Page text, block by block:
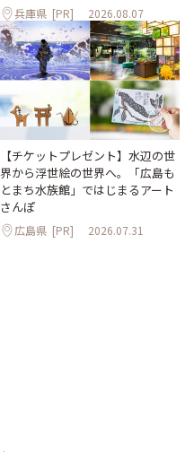
兵庫県 [PR] 2026.08.07
【チケットプレゼント】水辺の世
界から浮世絵の世界へ。「広島も
とまち水族館」ではじまるアート
さんぽ
広島県 [PR] 2026.07.31